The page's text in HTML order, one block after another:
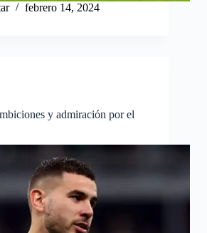
febrero 14, 2024
y admiración por el